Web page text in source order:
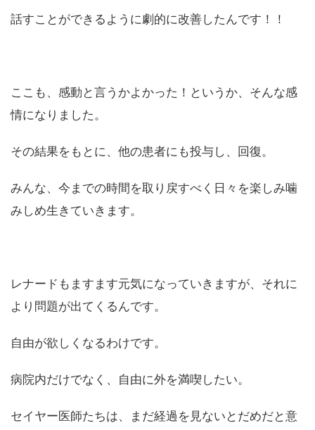
話すことができるように劇的に改善したんです！！
ここも、感動と言うかよかった！というか、そんな感
情になりました。
その結果をもとに、他の患者にも投与し、回復。
みんな、今までの時間を取り戻すべく日々を楽しみ噛
みしめ生きていきます。
レナードもますます元気になっていきますが、それに
より問題が出てくるんです。
自由が欲しくなるわけです。
病院内だけでなく、自由に外を満喫したい。
セイヤー医師たちは、まだ経過を見ないとだめだと意